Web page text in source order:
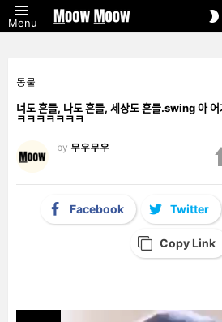
Menu
동물
너도 흔들, 나도 흔들, 세상도 흔들.swing
ㅋㅋㅋㅋㅋㅋㅋ
by 무우무우
Facebook Twitter
Copy Link